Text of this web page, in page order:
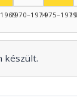
1970–19741975–1979
készült.